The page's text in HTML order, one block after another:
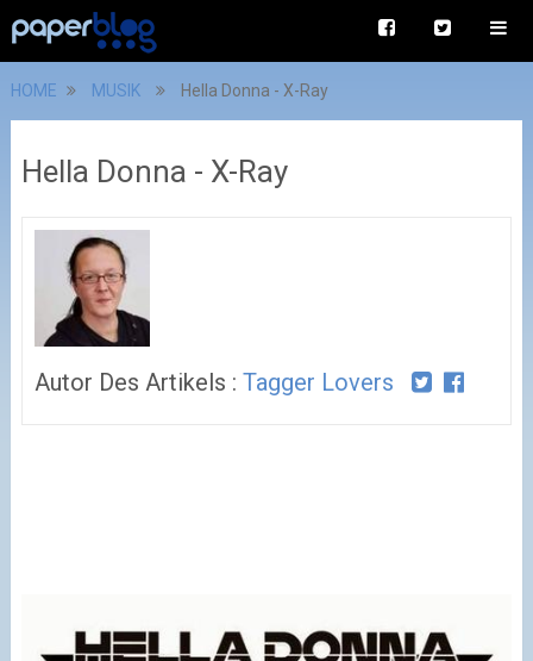
HOME MUSIK Hella Donna - X-Ray
Hella Donna - X-Ray
Autor Des Artikels : Tagger Lovers